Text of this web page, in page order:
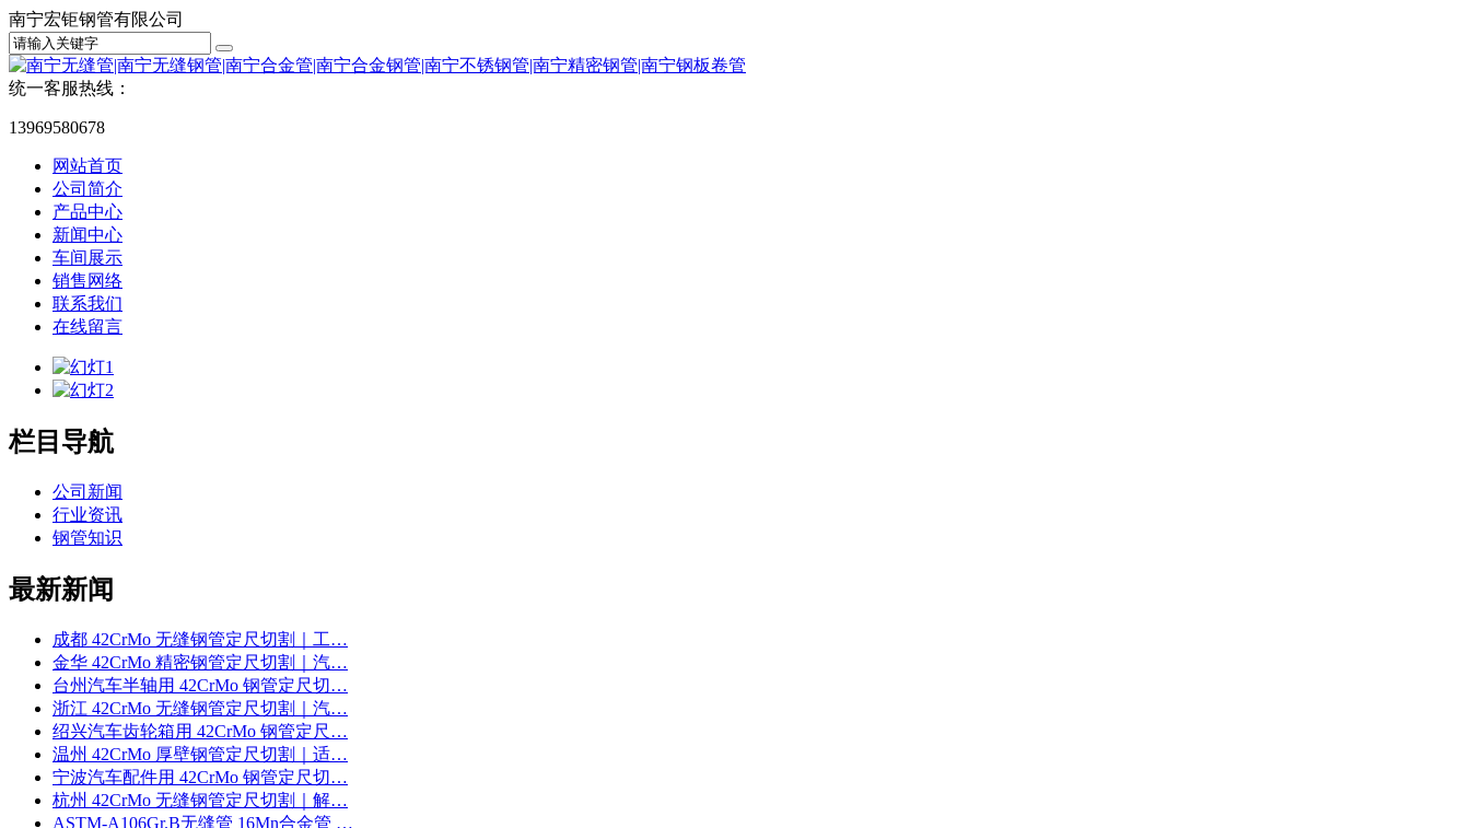
南宁宏钜钢管有限公司
统一客服热线：
13969580678
网站首页
公司简介
产品中心
新闻中心
车间展示
销售网络
联系我们
在线留言
栏目导航
公司新闻
行业资讯
钢管知识
最新新闻
成都 42CrMo 无缝钢管定尺切割｜工…
金华 42CrMo 精密钢管定尺切割｜汽…
台州汽车半轴用 42CrMo 钢管定尺切…
浙江 42CrMo 无缝钢管定尺切割｜汽…
绍兴汽车齿轮箱用 42CrMo 钢管定尺…
温州 42CrMo 厚壁钢管定尺切割｜适…
宁波汽车配件用 42CrMo 钢管定尺切…
杭州 42CrMo 无缝钢管定尺切割｜解…
ASTM-A106Gr.B无缝管 16Mn合金管 …